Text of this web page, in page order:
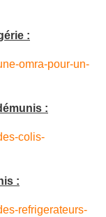
:
omra-pour-un-
:
colis-
:
refrigerateurs-